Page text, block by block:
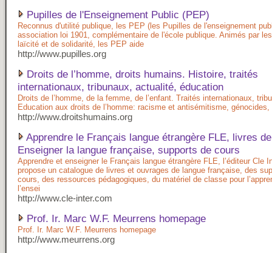
Pupilles de l'Enseignement Public (PEP)
Reconnus d'utilité publique, les PEP (les Pupilles de l'enseignement
association loi 1901, complémentaire de l'école publique. Animés par
laïcité et de solidarité, les PEP aide
http://www.pupilles.org
Droits de l’homme, droits humains. Histoire, traités
internationaux, tribunaux, actualité, éducation
Droits de l’homme, de la femme, de l’enfant. Traités internationaux,
Education aux droits de l’homme: racisme et antisémitisme,
http://www.droitshumains.org
Apprendre le Français langue étrangère FLE, livres
Enseigner la langue française, supports de cours
Apprendre et enseigner le Français langue étrangère FLE, l’éditeur Cle
propose un catalogue de livres et ouvrages de langue française, des
cours, des ressources pédagogiques, du matériel de classe pour
l’ensei
http://www.cle-inter.com
Prof. Ir. Marc W.F. Meurrens homepage
Prof. Ir. Marc W.F. Meurrens homepage
http://www.meurrens.org